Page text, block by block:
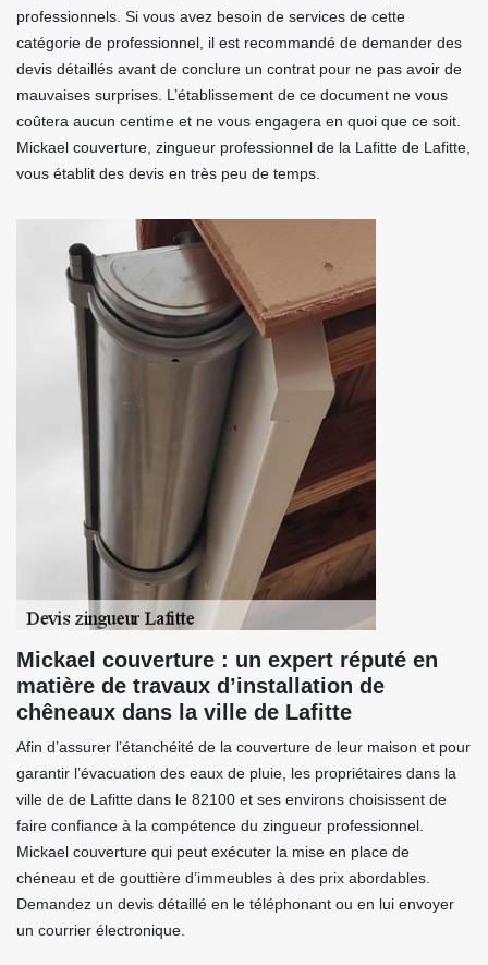
professionnels. Si vous avez besoin de services de cette
catégorie de professionnel, il est recommandé de demander des
devis détaillés avant de conclure un contrat pour ne pas avoir de
mauvaises surprises. L’établissement de ce document ne vous
coûtera aucun centime et ne vous engagera en quoi que ce soit.
Mickael couverture, zingueur professionnel de la Lafitte de Lafitte,
vous établit des devis en très peu de temps.
Mickael couverture : un expert réputé en
matière de travaux d’installation de
chêneaux dans la ville de Lafitte
Afin d’assurer l’étanchéité de la couverture de leur maison et pour
garantir l’évacuation des eaux de pluie, les propriétaires dans la
ville de de Lafitte dans le 82100 et ses environs choisissent de
faire confiance à la compétence du zingueur professionnel.
Mickael couverture qui peut exécuter la mise en place de
chéneau et de gouttière d’immeubles à des prix abordables.
Demandez un devis détaillé en le téléphonant ou en lui envoyer
un courrier électronique.